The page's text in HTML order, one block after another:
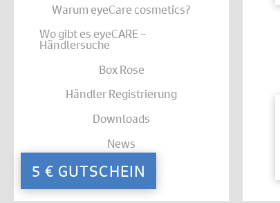
5 € GUTSCHEIN
Warum eyeCare cosmetics?
Wo gibt es eyeCARE –
Händlersuche
Box Rose
Händler Registrierung
Downloads
News
Kontakt